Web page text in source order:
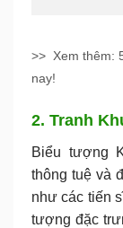
>> Xem thêm:
nay!
2. Tranh
Biểu tượng
thông tuệ và
như các tiến
tượng đặc